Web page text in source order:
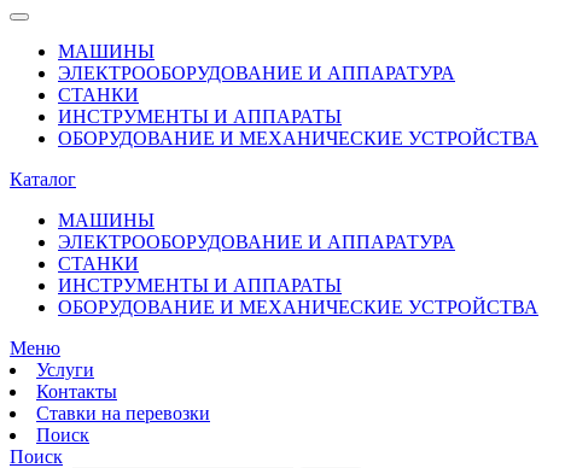
МАШИНЫ
ЭЛЕКТРООБОРУДОВАНИЕ И АППАРАТУРА
СТАНКИ
ИНСТРУМЕНТЫ И АППАРАТЫ
ОБОРУДОВАНИЕ И МЕХАНИЧЕСКИЕ УСТРОЙСТВА
Каталог
МАШИНЫ
ЭЛЕКТРООБОРУДОВАНИЕ И АППАРАТУРА
СТАНКИ
ИНСТРУМЕНТЫ И АППАРАТЫ
ОБОРУДОВАНИЕ И МЕХАНИЧЕСКИЕ УСТРОЙСТВА
Меню
Услуги
Контакты
Ставки на перевозки
Поиск
Поиск